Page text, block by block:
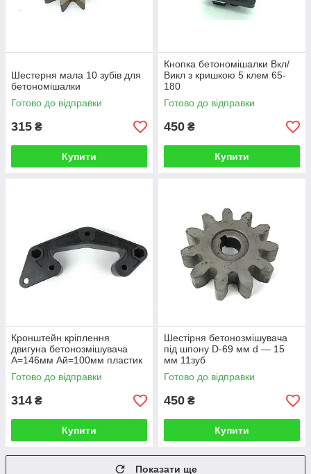
Шестерня мала 10 зубів для
бетономішалки
Готово до відправки
315 ₴
Купити
Кнопка бетономішалки Вкл/
Викл з кришкою 5 клем 65-
180
Готово до відправки
450 ₴
Купити
Кронштейн кріплення
двигуна бетонозмішувача
А=146мм Ай=100мм пластик
Готово до відправки
314 ₴
Купити
Шестірня бетонозмішувача
під шпону D-69 мм d — 15
мм 11зуб
Готово до відправки
450 ₴
Купити
Показати ще